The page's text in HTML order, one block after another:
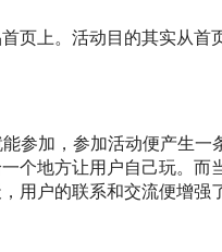
页上。活动目的其实从首
参加，参加活动便产生
个地方让用户自己玩。
用户的联系和交流便增强